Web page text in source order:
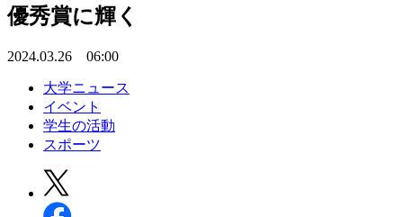
優秀賞に輝く
2024.03.26 06:00
大学ニュース
イベント
学生の活動
スポーツ